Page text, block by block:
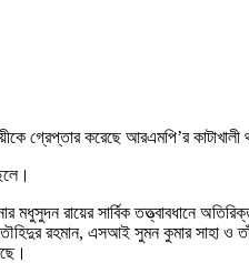
গ্রেপ্তার করেছে আরএমপি’র কাটাখালী
রায়ের সার্বিক তত্ত্বাবধানে
রহমান, এসআই সুমন কুমার সাহা ও